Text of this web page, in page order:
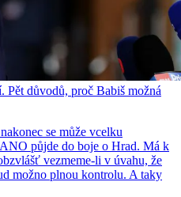
Pět důvodů, proč Babiš možná
se může vcelku
půjde do boje o Hrad. Má k
vezmeme-li v úvahu, že
možno plnou kontrolu. A taky